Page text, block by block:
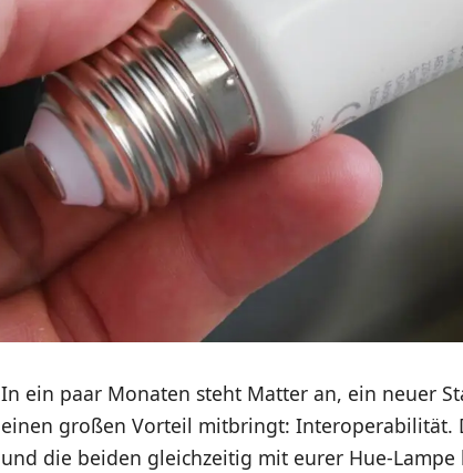
In ein paar Monaten steht Matter an, ein neuer
einen großen Vorteil mitbringt: Interoperabilität.
und die beiden gleichzeitig mit eurer Hue-